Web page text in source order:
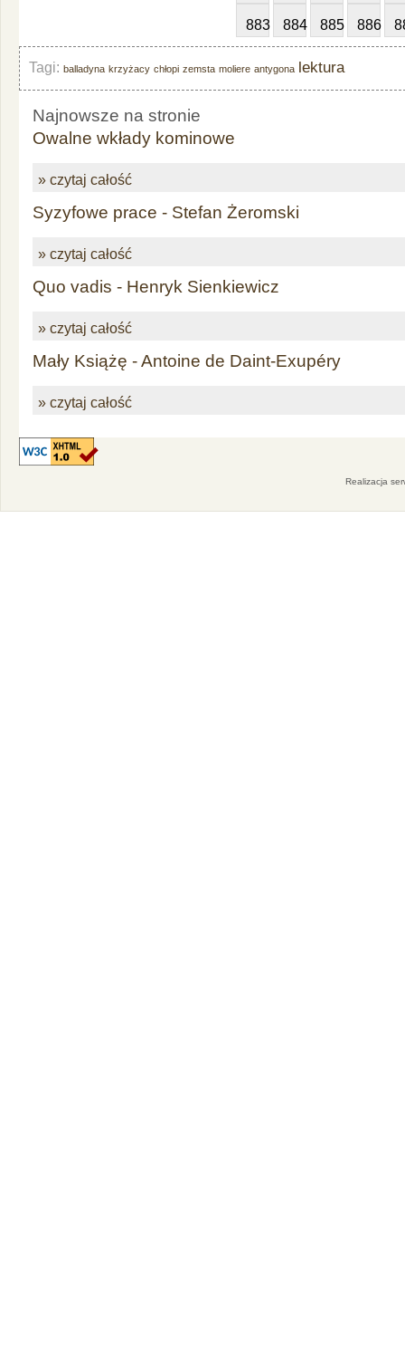
883 884 885 886
Tagi: balladyna krzyżacy chłopi zemsta moliere antygona lektura
Najnowsze na stronie
Owalne wkłady kominowe
» czytaj całość
Syzyfowe prace - Stefan Żeromski
» czytaj całość
Quo vadis - Henryk Sienkiewicz
» czytaj całość
Mały Książę - Antoine de Daint-Exupéry
» czytaj całość
Realizacja